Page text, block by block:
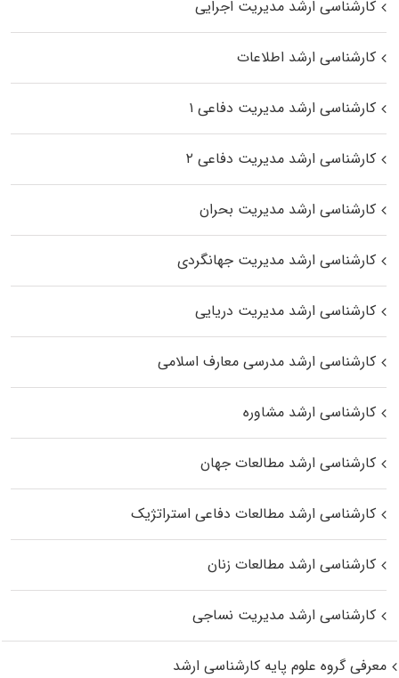
کارشناسی ارشد مدیریت اجرایی
کارشناسی ارشد اطلاعات
کارشناسی ارشد مدیریت دفاعی ۱
کارشناسی ارشد مدیریت دفاعی ۲
کارشناسی ارشد مدیریت بحران
کارشناسی ارشد مدیریت جهانگردی
کارشناسی ارشد مدیریت دریایی
کارشناسی ارشد مدرسی معارف اسلامی
کارشناسی ارشد مشاوره
کارشناسی ارشد مطالعات جهان
کارشناسی ارشد مطالعات دفاعی استراتژیک
کارشناسی ارشد مطالعات زنان
کارشناسی ارشد مدیریت نساجی
معرفی گروه علوم پایه کارشناسی ارشد